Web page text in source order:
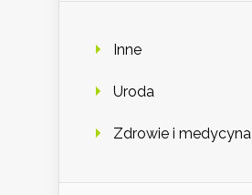
Inne
Uroda
Zdrowie i medycyna